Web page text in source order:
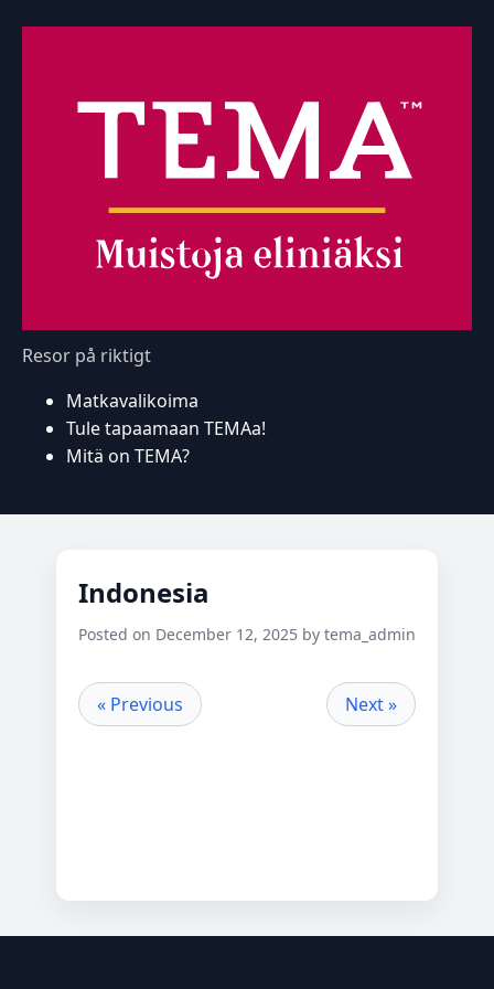
Resor på riktigt
Matkavalikoima
Tule tapaamaan TEMAa!
Mitä on TEMA?
Indonesia
Posted on December 12, 2025 by tema_admin
« Previous Next »